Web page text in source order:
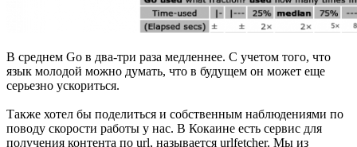
В среднем Go в два-три раза медленнее. С учетом того, что
язык молодой можно думать, что в будущем он может еще
серьезно ускориться.
Также хотел бы поделиться и собственным наблюдениями по
поводу скорости работы у нас. В Кокаине есть сервис для
получения контента по url, называется urlfetcher. Мы из